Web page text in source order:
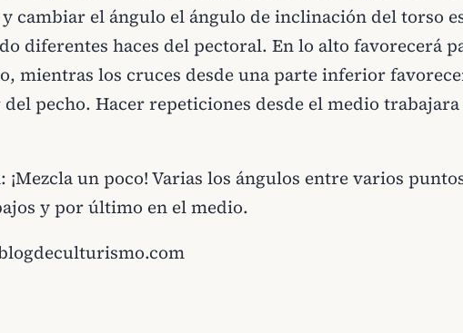
cambiar el ángulo el ángulo de inclinación del torso
diferentes haces del pectoral. En lo alto favorecerá
mientras los cruces desde una parte inferior
pecho. Hacer repeticiones desde el medio
¡Mezcla un poco! Varias los ángulos entre varios
y por último en el medio.